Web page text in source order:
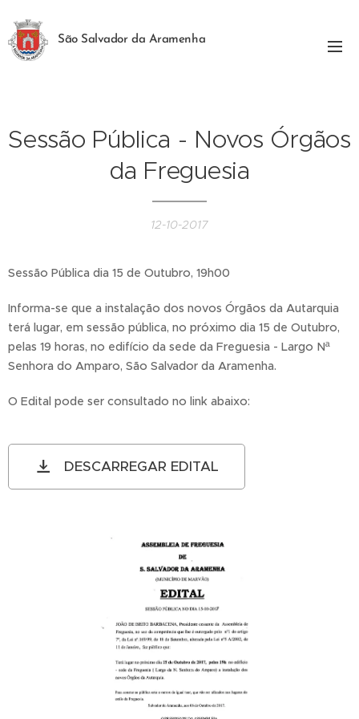
São Salvador da Aramenha
Sessão Pública - Novos Órgãos
da Freguesia
12-10-2017
Sessão Pública dia 15 de Outubro, 19h00
Informa-se que a instalação dos novos Órgãos da Autarquia
terá lugar, em sessão pública, no próximo dia 15 de Outubro,
pelas 19 horas, no edifício da sede da Freguesia - Largo Nª
Senhora do Amparo, São Salvador da Aramenha.
O Edital pode ser consultado no link abaixo:
DESCARREGAR EDITAL